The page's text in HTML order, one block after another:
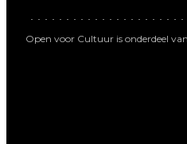
Open voor Cultuur is onderdeel